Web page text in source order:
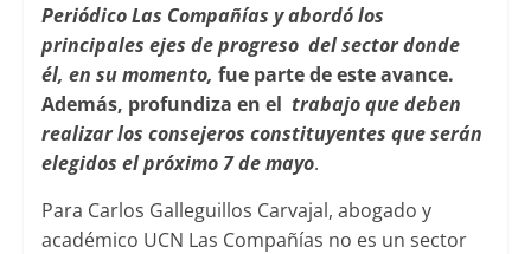
Periódico Las Compañías y abordó los
principales ejes de progreso del sector donde
él, en su momento, fue parte de este avance.
Además, profundiza en el trabajo que deben
realizar los consejeros constituyentes que serán
elegidos el próximo 7 de mayo.
Para Carlos Galleguillos Carvajal, abogado y
académico UCN Las Compañías no es un sector